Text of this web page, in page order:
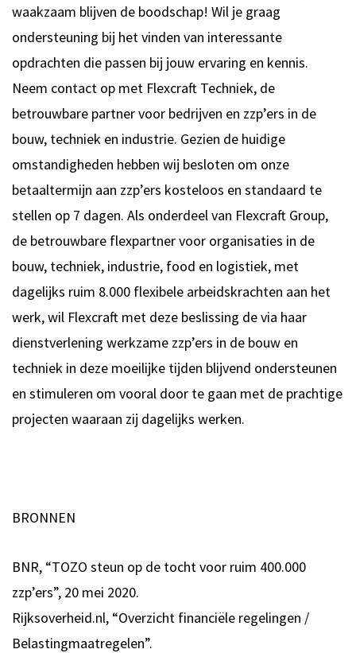
waakzaam blijven de boodschap! Wil je graag
ondersteuning bij het vinden van interessante
opdrachten die passen bij jouw ervaring en kennis.
Neem contact op met Flexcraft Techniek, de
betrouwbare partner voor bedrijven en zzp’ers in de
bouw, techniek en industrie. Gezien de huidige
omstandigheden hebben wij besloten om onze
betaaltermijn aan zzp’ers kosteloos en standaard te
stellen op 7 dagen. Als onderdeel van Flexcraft Group,
de betrouwbare flexpartner voor organisaties in de
bouw, techniek, industrie, food en logistiek, met
dagelijks ruim 8.000 flexibele arbeidskrachten aan het
werk, wil Flexcraft met deze beslissing de via haar
dienstverlening werkzame zzp’ers in de bouw en
techniek in deze moeilijke tijden blijvend ondersteunen
en stimuleren om vooral door te gaan met de prachtige
projecten waaraan zij dagelijks werken.
BRONNEN
BNR, “TOZO steun op de tocht voor ruim 400.000
zzp’ers”, 20 mei 2020.
Rijksoverheid.nl, “Overzicht financiële regelingen /
Belastingmaatregelen”.